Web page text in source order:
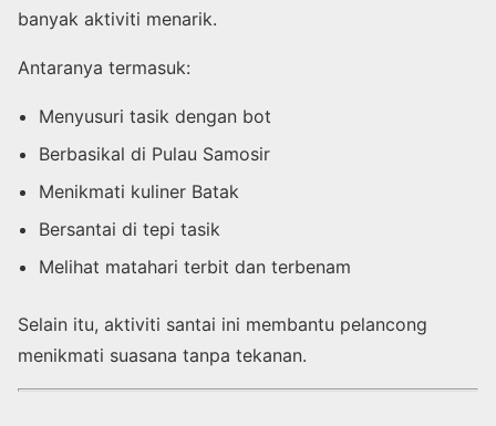
banyak aktiviti menarik.
Antaranya termasuk:
Menyusuri tasik dengan bot
Berbasikal di Pulau Samosir
Menikmati kuliner Batak
Bersantai di tepi tasik
Melihat matahari terbit dan terbenam
Selain itu, aktiviti santai ini membantu pelancong
menikmati suasana tanpa tekanan.